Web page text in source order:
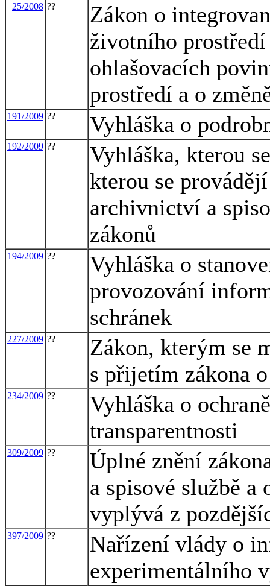
25/2008 ??
Zákon o
životního
ohlašovacích
prostředí a o
191/2009 ?? Vyhláška o
192/2009 ??
Vyhláška, kterou
kterou se
archivnictví a
zákonů
194/2009 ??
Vyhláška o
provozování
schránek
227/2009 ??
Zákon, kterým se
s přijetím zákona
234/2009 ??
Vyhláška o
transparentnosti
309/2009 ??
Úplné znění
a spisové službě a
vyplývá z
397/2009 ??
Nařízení vlády o
experimentálního